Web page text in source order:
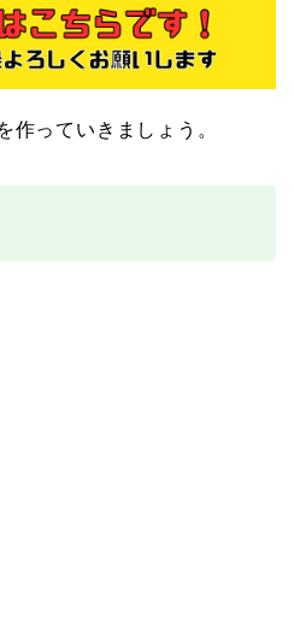
作っていきましょう。